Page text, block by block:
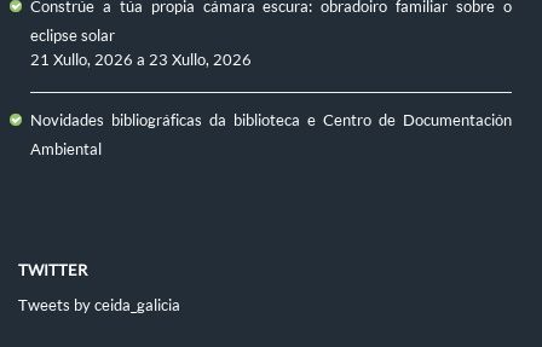
Constrúe a túa propia cámara escura: obradoiro familiar sobre o
eclipse solar
21 Xullo, 2026 a 23 Xullo, 2026
Novidades bibliográficas da biblioteca e Centro de Documentación
Ambiental
TWITTER
Tweets by ceida_galicia